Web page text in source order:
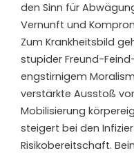
den Sinn für
Vernunft und
Zum Krankheitsbild
stupider Freund-
engstirnigem
verstärkte Ausstoß
Mobilisierung
steigert bei den
Risikobereitschaft.